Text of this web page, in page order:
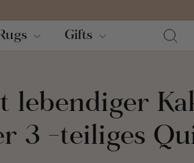
Gifts
lebendiger
3 -teiliges